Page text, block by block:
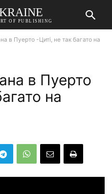
OF PUBLISHING
в Пуерто -Циті, не так багато на
в Пуерто
на